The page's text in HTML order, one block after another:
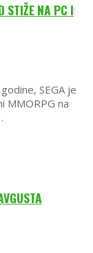
STIŽE NA PC I
SEGA je
MMORPG na